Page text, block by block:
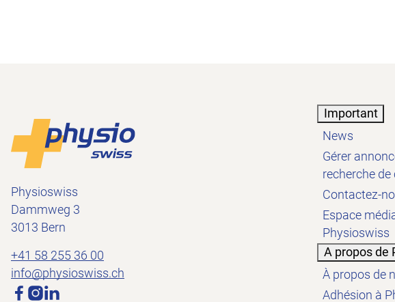
Footer
Physioswiss
Dammweg 3
3013 Bern
+41 58 255 36 00
info@physioswiss.ch
Médias sociaux
Important
News
Gérer
recherche de
Contactez-
Espace
Physioswiss
A propos de
À propos de
Adhésion à